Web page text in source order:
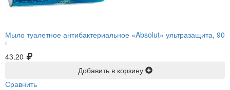
Мыло туалетное антибактериальное «Absolut» ультразащита, 90
г
43.20
Добавить в корзину
Сравнить